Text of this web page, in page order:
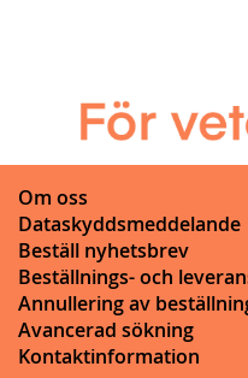
Om oss
Dataskyddsmeddelande
Beställ nyhetsbrev
Beställnings- och
Annullering av
Avancerad sökning
Kontaktinformation